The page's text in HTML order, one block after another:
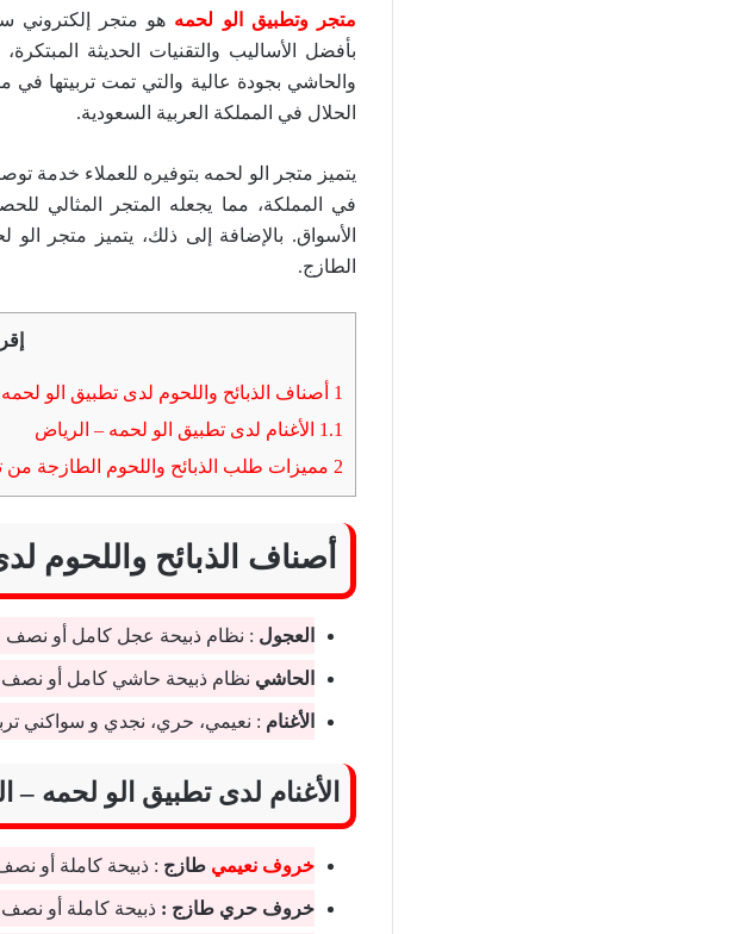
متجر وتطبيق الو لحمه هو متجر إلكتروني
بأفضل الأساليب والتقنيات الحديثة
والحاشي بجودة عالية والتي تمت تربيتها
الحلال في المملكة العربية السعودية.
يتميز متجر الو لحمه بتوفيره للعملاء
في المملكة، مما يجعله المتجر المثالي
الأسواق. بالإضافة إلى ذلك، يتميز متجر
الطازج.
1 أصناف الذبائح واللحوم لدى تطبيق الو لحمه
1.1 الأغنام لدى تطبيق الو لحمه – الرياض
2 مميزات طلب الذبائح واللحوم الطازجة من
أصناف الذبائح واللحوم
العجول : نظام ذبيحة عجل كامل أو نصف
الحاشي نظام ذبيحة حاشي كامل أو نصف
الأغنام : نعيمي، حري، نجدي و سواكني
الأغنام لدى تطبيق الو لحمه –
خروف نعيمي طازج : ذبيحة كاملة أو
خروف حري طازج : ذبيحة كاملة أو